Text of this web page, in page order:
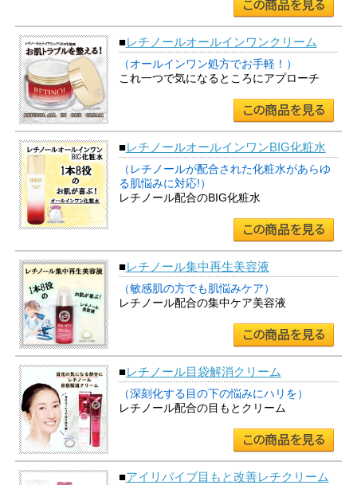
■レチノールオールインワンクリーム
（オールインワン処方でお手軽！）
これ一つで気になるところにアプローチ
■レチノールオールインワンBIG化粧水
（レチノールが配合された化粧水があらゆ
る肌悩みに対応!）
レチノール配合のBIG化粧水
■レチノール集中再生美容液
（敏感肌の方でも肌悩みケア）
レチノール配合の集中ケア美容液
■レチノール目袋解消クリーム
（深刻化する目の下の悩みにハリを）
レチノール配合の目もとクリーム
■アイリバイブ目もと改善レチクリーム